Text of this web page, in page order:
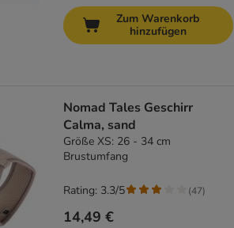
Zum Warenkorb
hinzufügen
Nomad Tales Geschirr
Calma, sand
Größe XS: 26 - 34 cm
Brustumfang
14,49 €
Rating: 3.3/5 (47)